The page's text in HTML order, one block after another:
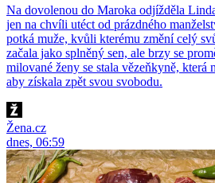
Na dovolenou do Maroka odjížděla
jen na chvíli utéct od prázdného
potká muže, kvůli kterému změní celý
začala jako splněný sen, ale brzy se
milované ženy se stala vězeňkyně, která
aby získala zpět svou svobodu.
Žena.cz
dnes, 06:59